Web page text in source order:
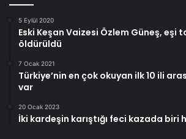
5 Eylül 2020
Eski Keşan Vaizesi Özlem Güneş, eşi
öldürüldü
7 Ocak 2021
Türkiye’nin en çok okuyan ilk 10 ili
var
20 Ocak 2023
İki kardeşin karıştığı feci kazada biri